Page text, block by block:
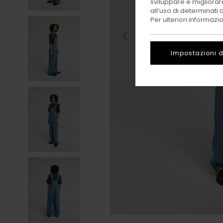
all’uso di
Per ulteriori
Impostazioni